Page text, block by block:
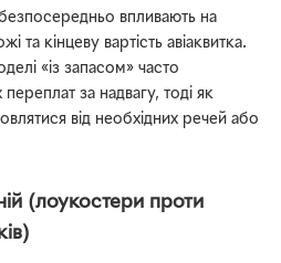
безпосередньо впливають на
та кінцеву вартість авіаквитка.
«із запасом» часто
за надвагу, тоді як
від необхідних речей або
(лоукостери проти